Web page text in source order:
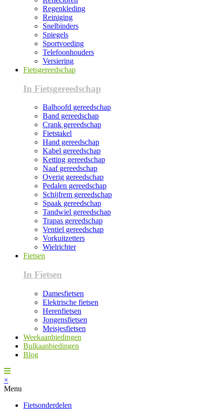
Regenkleding
Reiniging
Snelbinders
Spiegels
Sportvoeding
Telefoonhouders
Versiering
Fietsgereedschap
In Fietsgereedschap
Balhoofd gereedschap
Band gereedschap
Crank gereedschap
Fietstakel
Hand gereedschap
Kabel gereedschap
Ketting gereedschap
Naaf gereedschap
Overig gereedschap
Pedalen gereedschap
Schijfrem gereedschap
Spaak gereedschap
Tandwiel gereedschap
Trapas gereedschap
Ventiel gereedschap
Vorkuitzetters
Wielrichter
Fietsen
In Fietsen
Damesfietsen
Elektrische fietsen
Herenfietsen
Jongensfietsen
Meisjesfietsen
Weekaanbiedingen
Bulkaanbiedingen
Blog
×
Menu
Fietsonderdelen